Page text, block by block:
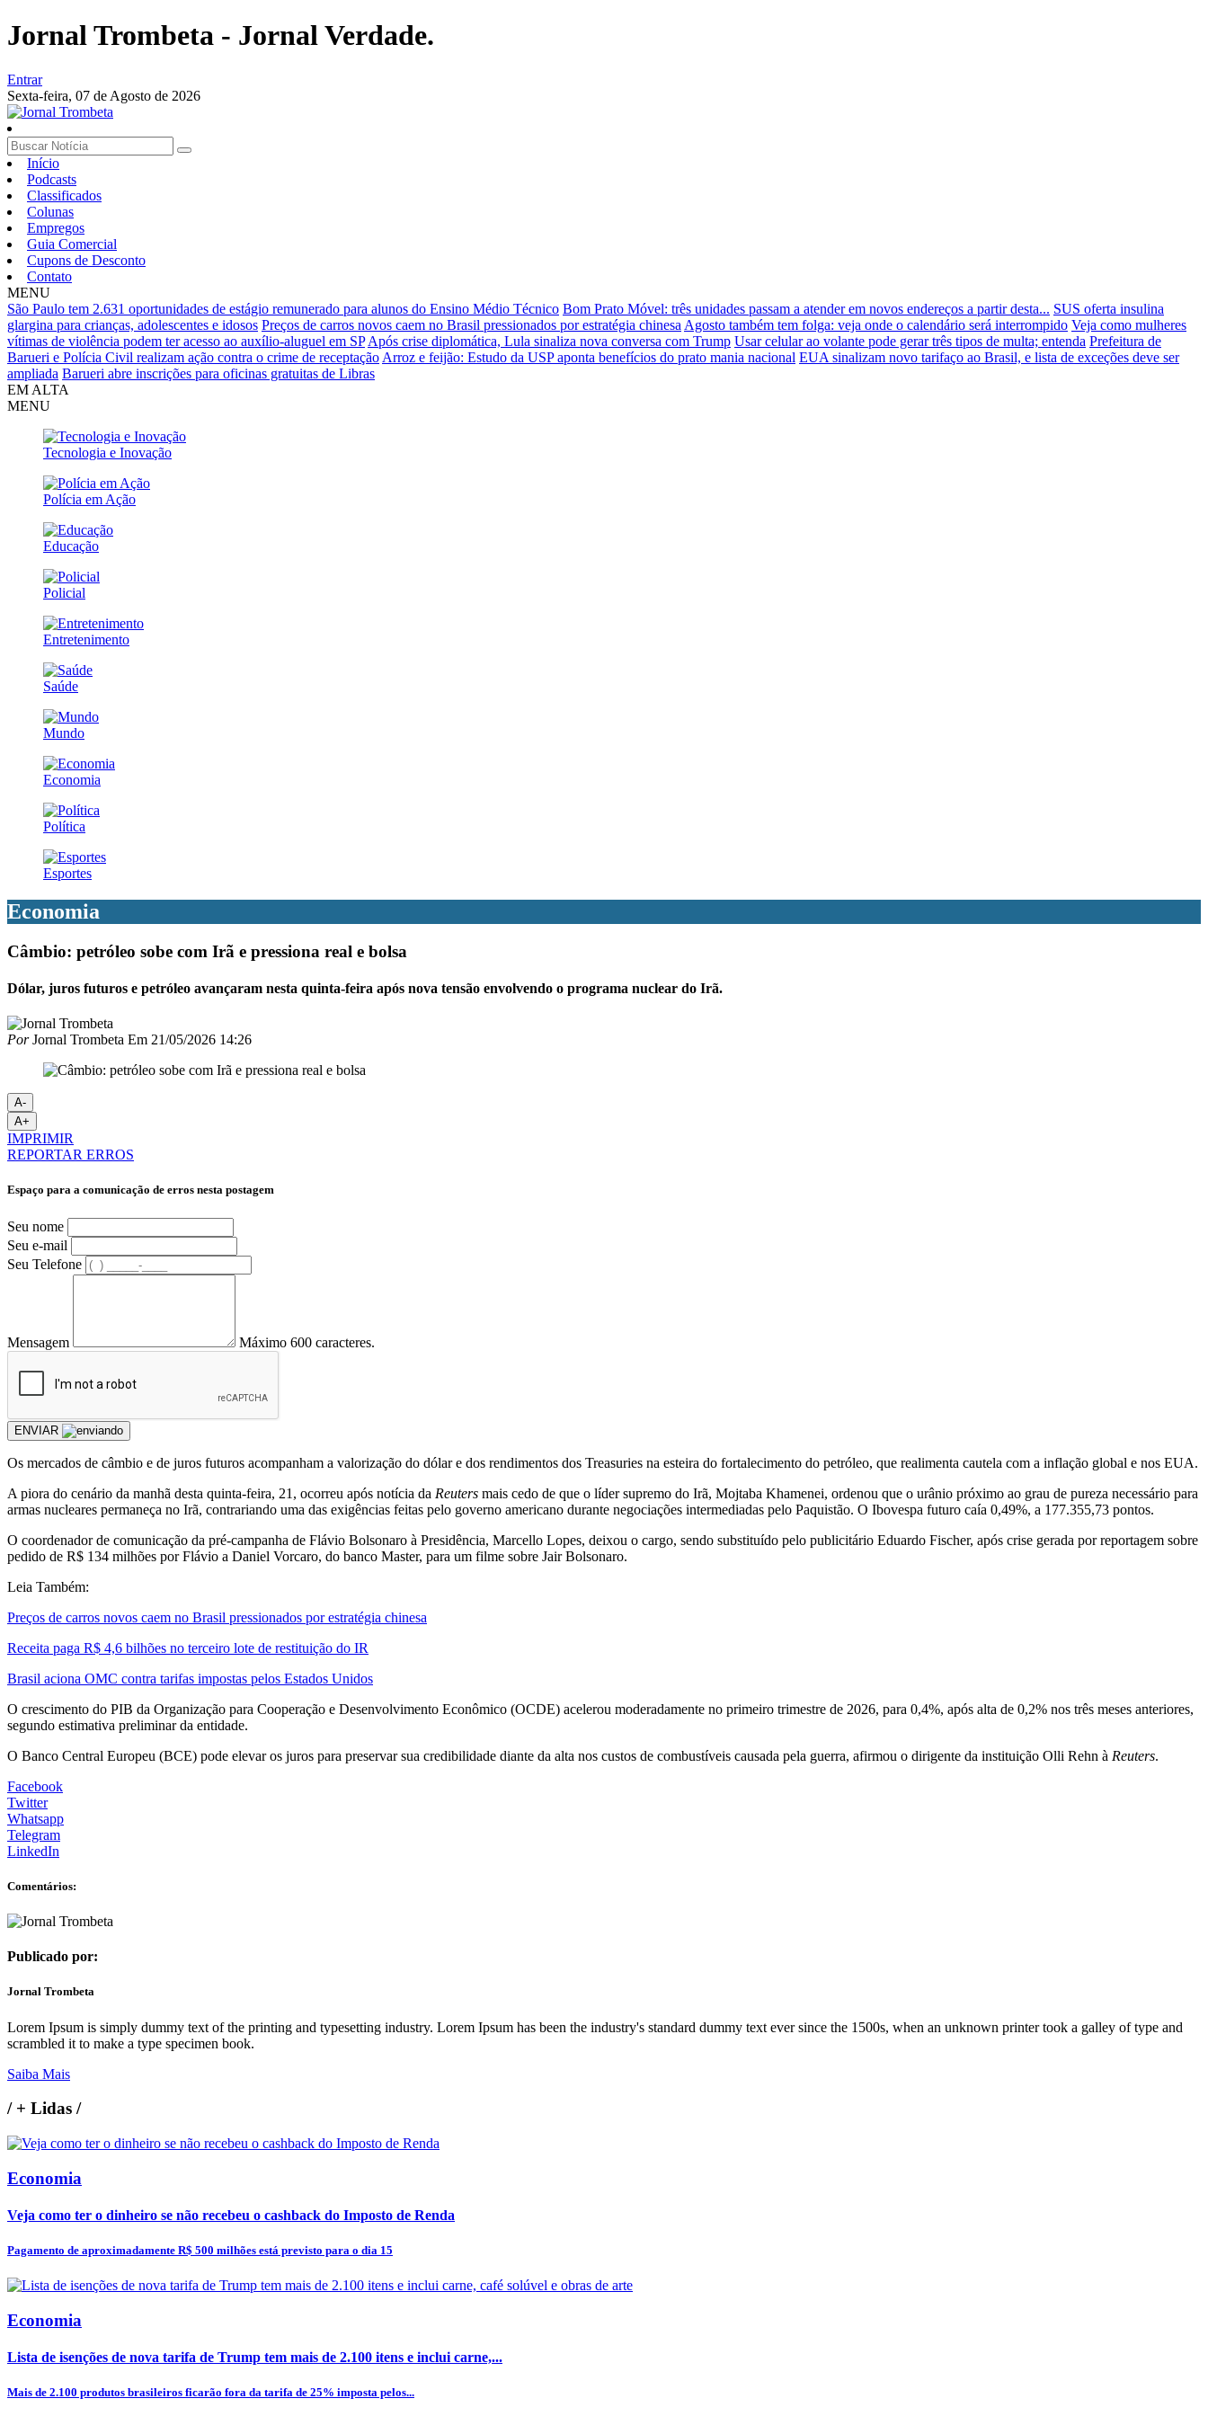
Jornal Trombeta - Jornal Verdade.
Entrar
Sexta-feira, 07 de Agosto de 2026
Início
Podcasts
Classificados
Colunas
Empregos
Guia Comercial
Cupons de Desconto
Contato
MENU
São Paulo tem 2.631 oportunidades de estágio remunerado para alunos do Ensino Médio Técnico Bom Prato Móvel: três unidades passam a atender em novos endereços a partir desta... SUS oferta insulina
glargina para crianças, adolescentes e idosos Preços de carros novos caem no Brasil pressionados por estratégia chinesa Agosto também tem folga: veja onde o calendário será interrompido Veja como mulheres
vítimas de violência podem ter acesso ao auxílio-aluguel em SP Após crise diplomática, Lula sinaliza nova conversa com Trump Usar celular ao volante pode gerar três tipos de multa; entenda Prefeitura de
Barueri e Polícia Civil realizam ação contra o crime de receptação Arroz e feijão: Estudo da USP aponta benefícios do prato mania nacional EUA sinalizam novo tarifaço ao Brasil, e lista de exceções deve ser
ampliada Barueri abre inscrições para oficinas gratuitas de Libras
EM ALTA
MENU
Tecnologia e Inovação
Polícia em Ação
Educação
Policial
Entretenimento
Saúde
Mundo
Economia
Política
Esportes
Economia
Câmbio: petróleo sobe com Irã e pressiona real e bolsa
Dólar, juros futuros e petróleo avançaram nesta quinta-feira após nova tensão envolvendo o programa nuclear do Irã.
PorJornal Trombeta Em 21/05/2026 14:26
A-
A+
IMPRIMIR
REPORTAR ERROS
Espaço para a comunicação de erros nesta postagem
Seu nome
Seu e-mail
Seu Telefone
Mensagem Máximo 600 caracteres.
ENVIAR
Os mercados de câmbio e de juros futuros acompanham a valorização do dólar e dos rendimentos dos Treasuries na esteira do fortalecimento do petróleo, que realimenta cautela com a inflação global e nos EUA.
A piora do cenário da manhã desta quinta-feira, 21, ocorreu após notícia da Reuters mais cedo de que o líder supremo do Irã, Mojtaba Khamenei, ordenou que o urânio próximo ao grau de pureza necessário para
armas nucleares permaneça no Irã, contrariando uma das exigências feitas pelo governo americano durante negociações intermediadas pelo Paquistão. O Ibovespa futuro caía 0,49%, a 177.355,73 pontos.
O coordenador de comunicação da pré-campanha de Flávio Bolsonaro à Presidência, Marcello Lopes, deixou o cargo, sendo substituído pelo publicitário Eduardo Fischer, após crise gerada por reportagem sobre
pedido de R$ 134 milhões por Flávio a Daniel Vorcaro, do banco Master, para um filme sobre Jair Bolsonaro.
Leia Também:
Preços de carros novos caem no Brasil pressionados por estratégia chinesa
Receita paga R$ 4,6 bilhões no terceiro lote de restituição do IR
Brasil aciona OMC contra tarifas impostas pelos Estados Unidos
O crescimento do PIB da Organização para Cooperação e Desenvolvimento Econômico (OCDE) acelerou moderadamente no primeiro trimestre de 2026, para 0,4%, após alta de 0,2% nos três meses anteriores,
segundo estimativa preliminar da entidade.
O Banco Central Europeu (BCE) pode elevar os juros para preservar sua credibilidade diante da alta nos custos de combustíveis causada pela guerra, afirmou o dirigente da instituição Olli Rehn à Reuters.
Facebook
Twitter
Whatsapp
Telegram
LinkedIn
Comentários:
Publicado por:
Jornal Trombeta
Lorem Ipsum is simply dummy text of the printing and typesetting industry. Lorem Ipsum has been the industry's standard dummy text ever since the 1500s, when an unknown printer took a galley of type and
scrambled it to make a type specimen book.
Saiba Mais
/+ Lidas /
Economia
Veja como ter o dinheiro se não recebeu o cashback do Imposto de Renda
Pagamento de aproximadamente R$ 500 milhões está previsto para o dia 15
Economia
Lista de isenções de nova tarifa de Trump tem mais de 2.100 itens e inclui carne,...
Mais de 2.100 produtos brasileiros ficarão fora da tarifa de 25% imposta pelos...